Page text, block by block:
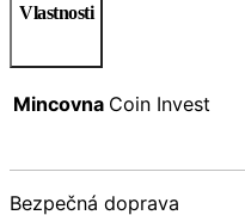
Vlastnosti
Mincovna Coin Invest
Bezpečná doprava